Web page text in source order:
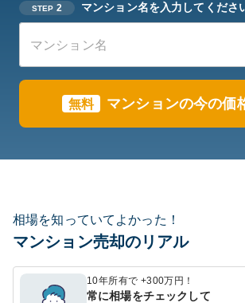
STEP 2 マンション名を入力してくださ
無料 マンションの今の価
相場を知っていてよかった！
マンション売却のリアル
10年所有で +300万円！
常に相場をチェックして